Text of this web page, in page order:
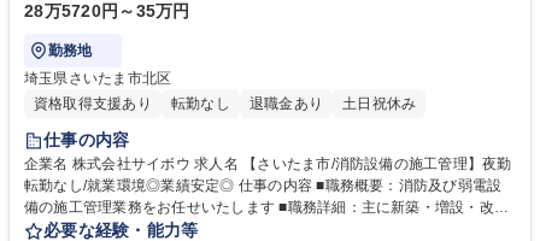
28万5720円～35万円
勤務地
埼玉県さいたま市北区
資格取得支援あり
転勤なし 退職金あり 土日祝休み
仕事の内容
企業名 株式会社サイボウ 求人名 【さいたま市/消防設備の施工管理】夜勤
転勤なし/就業環境◎業績安定◎ 仕事の内容 ■職務概要：消防及び弱電設
備の施工管理業務をお任せいたします ■職務詳細：主に新築・増設・改修
工事の施工管理をお任せします（メリハリ付けて働くことが出来る環境で
必要な経験・能力等